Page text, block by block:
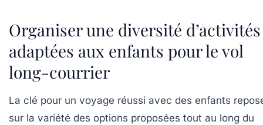
Organiser une diversité d’activités
adaptées aux enfants pour le vol
long-courrier
La clé pour un voyage réussi avec des enfants
sur la variété des options proposées tout au long du